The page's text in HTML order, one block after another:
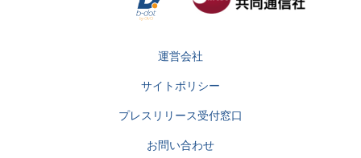
運営会社
サイトポリシー
プレスリリース受付窓口
お問い合わせ